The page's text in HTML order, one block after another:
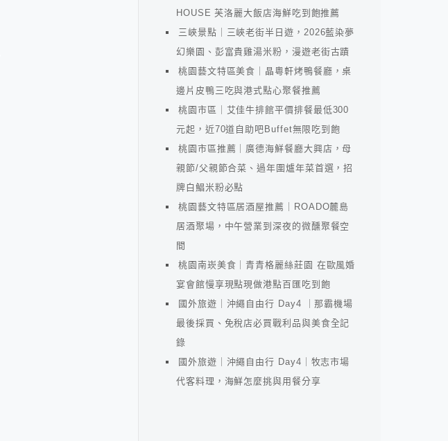
HOUSE 芙洛麗大飯店海鮮吃到飽推薦
三峽景點｜三峽老街半日遊，2026藍染夢
幻樂園、彭富貴雞湯米粉，漫遊老街古蹟
桃園藝文特區美食｜晶粵軒烤鴨餐廳，桌
邊片皮鴨三吃與港式點心聚餐推薦
桃園市區｜艾佳牛排館平價排餐最低300
元起，近70道自助吧Buffet無限吃到飽
桃園市區推薦｜廣德海鮮餐廳大興店，母
親節/父親節合菜、過年圍爐年菜首選，招
牌白鯧米粉必點
桃園藝文特區居酒屋推薦｜ROADO麓島
居酒聚場，中午營業到深夜的微醺聚餐空
間
桃園南崁美食｜青青格麗絲莊園 在歐風婚
宴會館慢享現點現做港點百匯吃到飽
國外旅遊｜沖繩自由行 Day4 ｜那霸機場
最後採買、免稅店必買戰利品與美食全記
錄
國外旅遊｜沖繩自由行 Day4｜牧志市場
代客料理，海鮮怎麼挑與用餐分享